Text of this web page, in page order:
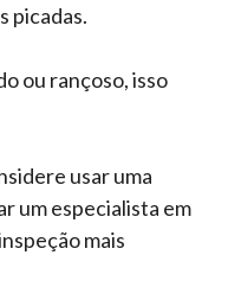
picadas.
ou rançoso, isso
usar uma
um especialista em
mais